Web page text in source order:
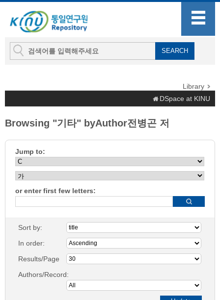
Library
DSpace at KINU
Browsing "기타" byAuthor전병곤 저
Jump to:
or enter first few letters:
Sort by:
In order:
Results/Page
Authors/Record: